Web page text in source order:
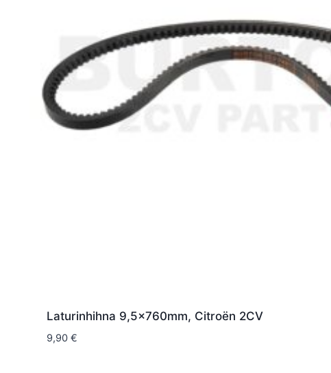
Laturinhihna 9,5x760mm, Citroën 2CV
9,90 €